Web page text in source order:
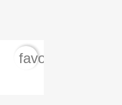
favorite_border